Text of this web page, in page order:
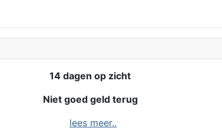
14 dagen op zicht
Niet goed geld terug
lees meer..